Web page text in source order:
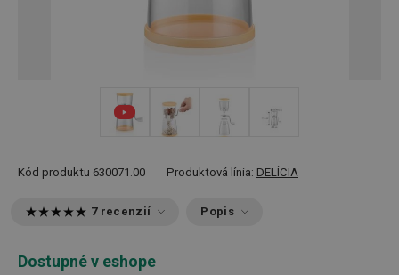
Kód produktu 630071.00 Produktová línia: DELÍCIA
7 recenzií Popis
Dostupné v eshope